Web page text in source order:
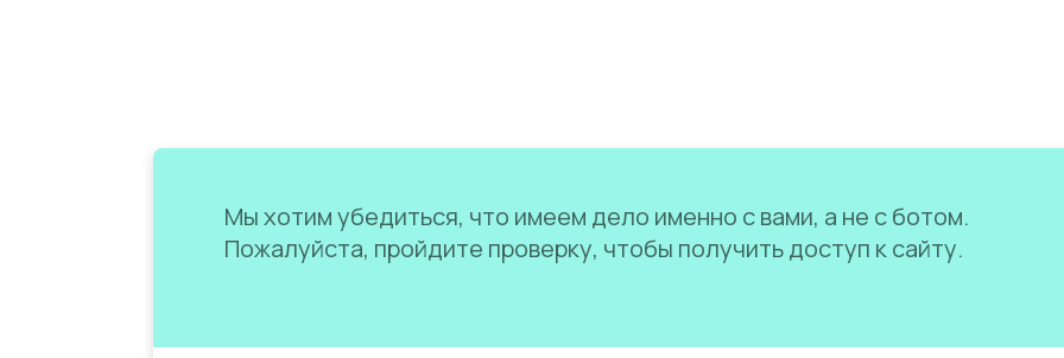
Мы хотим убедиться, что имеем дело именно с вами, а не с ботом.
Пожалуйста, пройдите проверку, чтобы получить доступ к сайту.